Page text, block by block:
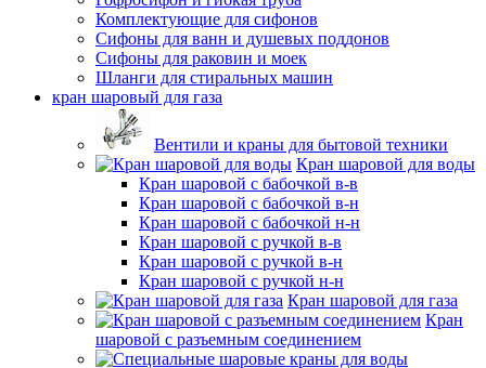
Комплектующие для сифонов
Сифоны для ванн и душевых поддонов
Сифоны для раковин и моек
Шланги для стиральных машин
кран шаровый для газа
Вентили и краны для бытовой техники
Кран шаровой для воды
Кран шаровой с бабочкой в-в
Кран шаровой с бабочкой в-н
Кран шаровой с бабочкой н-н
Кран шаровой с ручкой в-в
Кран шаровой с ручкой в-н
Кран шаровой с ручкой н-н
Кран шаровой для газа
Кран
шаровой с разъемным соединением